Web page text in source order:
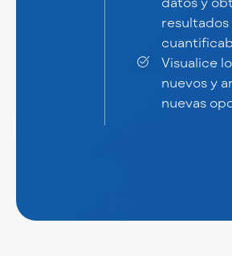
resultados
Visualice
nuevos y
nuevas